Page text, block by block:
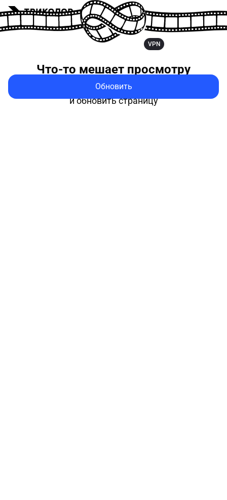
VPN
Что-то мешает просмотру
Попробуйте выключить VPN
и обновить страницу
Обновить